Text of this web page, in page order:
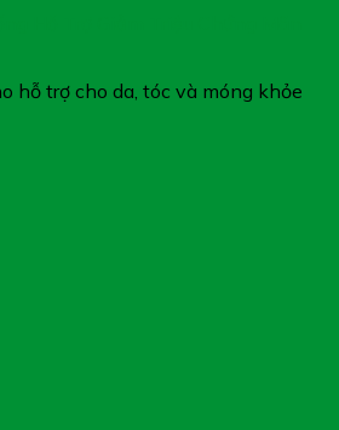
hỗ trợ cho da, tóc và móng khỏe